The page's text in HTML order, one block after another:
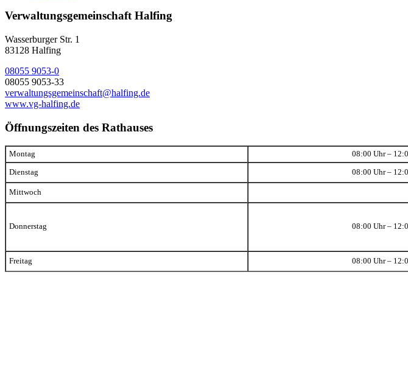
Verwaltungsgemeinschaft Halfing
Wasserburger Str. 1
83128 Halfing
08055 9053-0
08055 9053-33
verwaltungsgemeinschaft@halfing.de
www.vg-halfing.de
Öffnungszeiten des Rathauses
Montag 08:00 Uhr –
Dienstag 08:00 Uhr –
Mittwoch
Donnerstag 08:00 Uhr –
Freitag 08:00 Uhr –